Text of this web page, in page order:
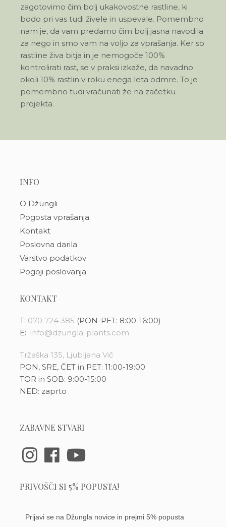
zagotovimo čim bolj ukakovostne rastline, ki
bodo pri vas tudi živele in uspevale. Pomembno
nam je, da vam predamo čim bolj jasna navodila
za nego in smo vam na voljo za vprašanja. Ker so
rastline živa bitja in je nemogoče 100%
kontrolirati rast, se v praksi izkaže, da navadno
okoli 10% rastlin v roku enega leta odmre. To je
pomembno tudi vračunati že na začetku
projekta.
INFO
O Džungli
Pogosta vprašanja
Kontakt
Poslovna darila
Varstvo podatkov
Pogoji poslovanja
KONTAKT
T: 070 724 385 (PON-PET: 8:00-16:00)
E: info@dzungla-plants.com
Tržaška 135, Ljubljana Vič
PON, SRE, ČET in PET: 11:00-19:00
TOR in SOB: 9:00-15:00
NED: zaprto
ZABAVNE STVARI
PRIVOŠČI SI 5% POPUSTA!
Prijavi se na Džungla novice in prejmi 5% popusta